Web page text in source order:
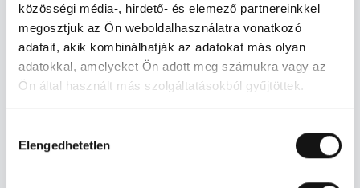
közösségi média-, hirdető- és elemező partnereinkkel
megosztjuk az Ön weboldalhasználatra vonatkozó
adatait, akik kombinálhatják az adatokat más olyan
adatokkal, amelyeket Ön adott meg számukra vagy az
Ön által használt más szolgáltatásokból gyűjtöttek.
kiválasztása
Elengedhetetlen
Ajánlott bruttó fogyasztói ár
4 219 Ft/db
Ajánlatot kérek